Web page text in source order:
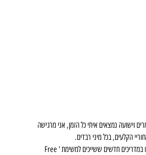
וישועה נמצאים איתי כל הזמן, אני מרגישה
הקלעים, בכל מיני רבדים.
המדריכים שלי הוחלפו במדריכים חדשים ששייכים למשימת 'Free